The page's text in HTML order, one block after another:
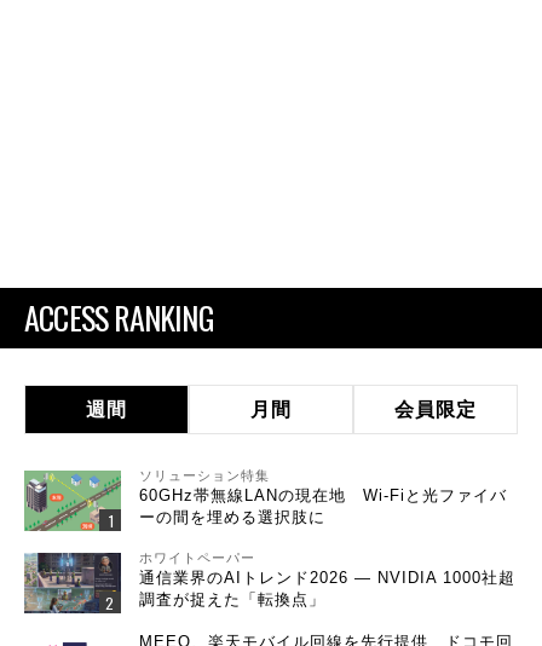
ACCESS RANKING
週間 月間 会員限定
ソリューション特集
60GHz帯無線LANの現在地 Wi-Fiと光ファイバ
ーの間を埋める選択肢に
ホワイトペーパー
通信業界のAIトレンド2026 ― NVIDIA 1000社超
調査が捉えた「転換点」
MEEQ、楽天モバイル回線を先行提供 ドコモ回